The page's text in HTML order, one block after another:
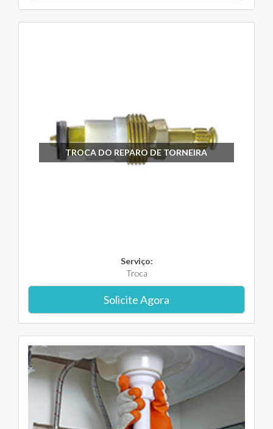
TROCA DO REPARO DE TORNEIRA
Serviço:
Troca
Solicite Agora